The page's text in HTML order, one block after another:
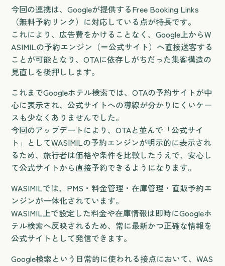
今回の連携は、Googleが提供するFree Booking Links
（無料予約リンク）に対応している点が特長です。
これにより、広告費をかけることなく、Google上からW
ASIMILの予約エンジン（＝公式サイト）へ直接送客する
ことが可能となり、OTAに依存しがちだった集客構造の
見直しを後押しします。
これまでGoogleホテル検索では、OTAの予約サイトが中
心に表示され、公式サイトへの導線が分かりにくいケー
スも少なくありませんでした。
今回のアップデートにより、OTAと並んで「公式サイ
ト」としてWASIMILの予約エンジンが明示的に表示され
るため、旅行者は価格や条件を比較したうえで、安心し
て公式サイトから直接予約できるようになります。
WASIMILでは、PMS・料金管理・在庫管理・直販予約エ
ンジンが一体化されています。
WASIMIL上で設定した料金や在庫情報は即時にGoogleホ
テル検索へ反映されるため、常に最新かつ正確な情報を
公式サイトとして発信できます。
Google検索という日常的に使われる接点において、WAS